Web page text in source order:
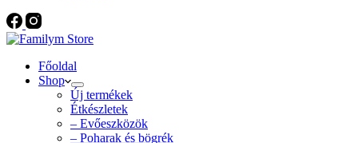
Főoldal
Shop
Új termékek
Étkészletek
– Evőeszközök
– Poharak és bögrék